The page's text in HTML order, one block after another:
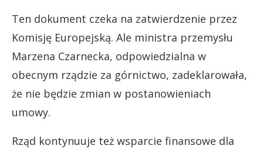
Ten dokument czeka na zatwierdzenie przez
Komisję Europejską. Ale ministra przemysłu
Marzena Czarnecka, odpowiedzialna w
obecnym rządzie za górnictwo, zadeklarowała,
że nie będzie zmian w postanowieniach
umowy.
Rząd kontynuuje też wsparcie finansowe dla